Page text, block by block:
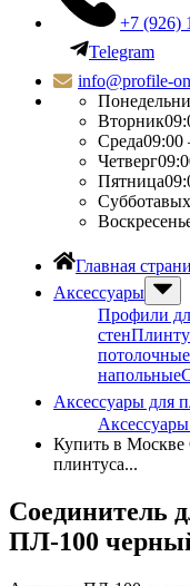
+7 (926)
Telegram
info@profile-
Вторник
Среда
Четверг
Пятница
Суббота
Главная
Аксессуары
Профили
стен
потолочные
напольные
Аксессуары для
Купить в Москве
плинтуса...
Соединитель
ПЛ-100